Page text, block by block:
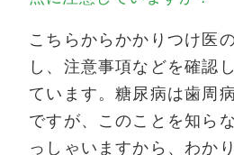
こちらからかかりつけ医
し、注意事項などを確認
ています。糖尿病は歯周
ですが、このことを知ら
っしゃいますから、わか